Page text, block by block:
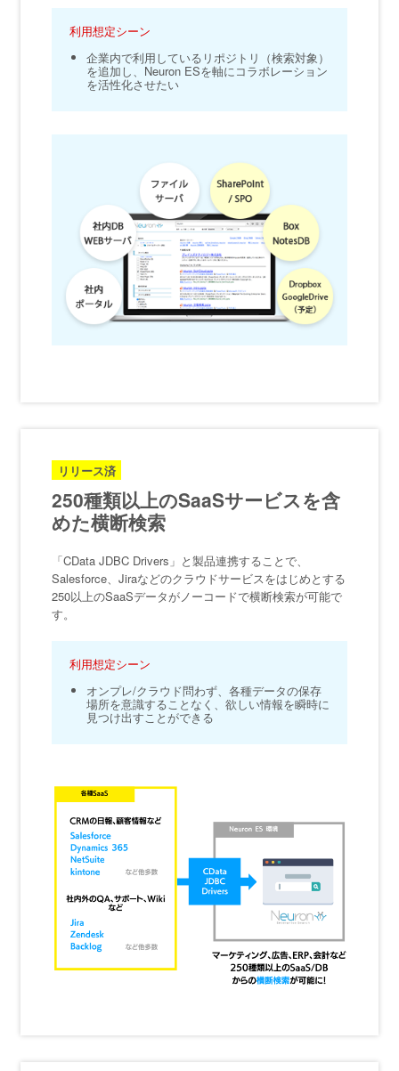
利用想定シーン
企業内で利用しているリポジトリ（検索対象）
を追加し、Neuron ESを軸にコラボレーション
を活性化させたい
リリース済
250種類以上のSaaSサービスを含
めた横断検索
「CData JDBC Drivers」と製品連携することで、
Salesforce、Jiraなどのクラウドサービスをはじめとする
250以上のSaaSデータがノーコードで横断検索が可能で
す。
利用想定シーン
オンプレ/クラウド問わず、各種データの保存
場所を意識することなく、欲しい情報を瞬時に
見つけ出すことができる